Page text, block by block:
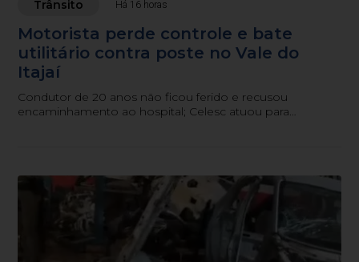
Trânsito Há 16 horas
Motorista perde controle e bate
utilitário contra poste no Vale do
Itajaí
Condutor de 20 anos não ficou ferido e recusou
encaminhamento ao hospital; Celesc atuou para